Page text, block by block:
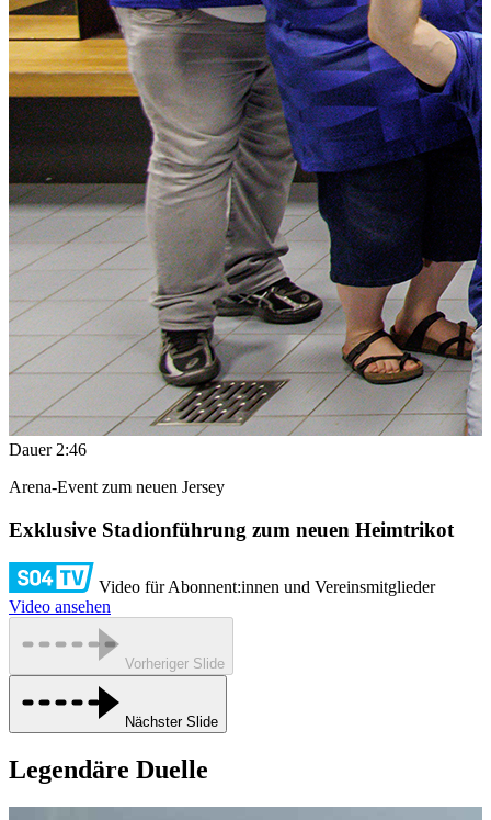
Dauer2:46
Arena-Event zum neuen Jersey
Exklusive Stadionführung zum neuen Heimtrikot
Video für Abonnent:innen und Vereinsmitglieder
Video ansehen
Vorheriger Slide
Nächster Slide
Legendäre Duelle